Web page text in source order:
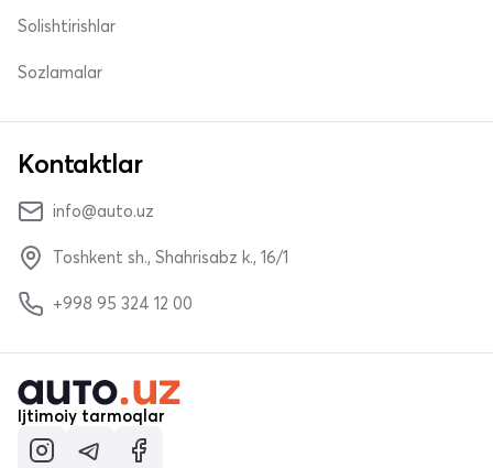
Solishtirishlar
Sozlamalar
Kontaktlar
info@auto.uz
Toshkent sh., Shahrisabz k., 16/1
+998 95 324 12 00
Ijtimoiy tarmoqlar